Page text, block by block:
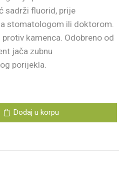
sadrži fluorid, prije
stomatologom ili doktorom.
kamenca. Odobreno od
jača zubnu
porijekla.
Dodaj u korpu